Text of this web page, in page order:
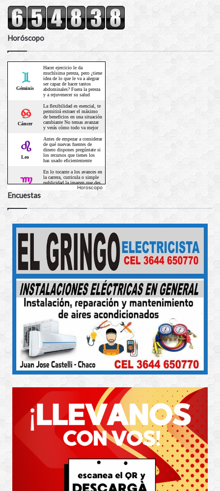
Horóscopo
Horoscopo
Encuestas